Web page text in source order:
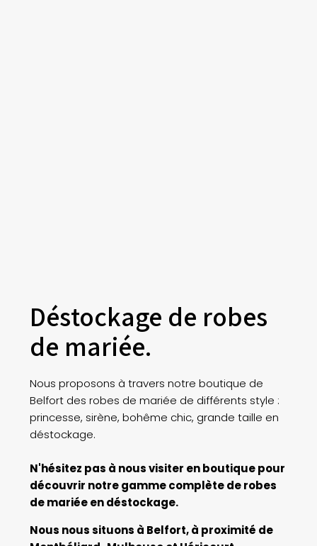
Déstockage de robes
de mariée.
Nous proposons à travers notre boutique de
Belfort des robes de mariée de différents style :
princesse, sirène, bohême chic, grande taille en
déstockage.
N'hésitez pas à nous visiter en boutique pour
découvrir notre gamme complète de robes
de mariée en déstockage.
Nous nous situons à Belfort, à proximité de